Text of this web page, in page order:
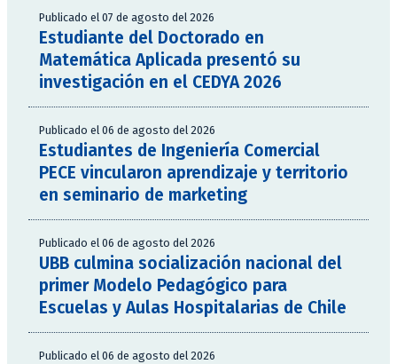
Publicado el 07 de agosto del 2026
Estudiante del Doctorado en
Matemática Aplicada presentó su
investigación en el CEDYA 2026
Publicado el 06 de agosto del 2026
Estudiantes de Ingeniería Comercial
PECE vincularon aprendizaje y territorio
en seminario de marketing
Publicado el 06 de agosto del 2026
UBB culmina socialización nacional del
primer Modelo Pedagógico para
Escuelas y Aulas Hospitalarias de Chile
Publicado el 06 de agosto del 2026